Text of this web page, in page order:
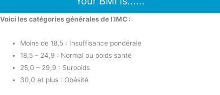
Voici les catégories générales de l’IMC :
Moins de 18,5 : Insuffisance pondérale
18,5 – 24,9 : Normal ou poids santé
25,0 – 29,9 : Surpoids
30,0 et plus : Obésité